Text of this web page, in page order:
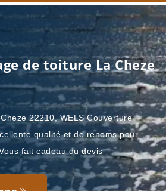
de toiture La Cheze
22210, WELS Couverture
qualité et de renoms pour
fait cadeau du devis